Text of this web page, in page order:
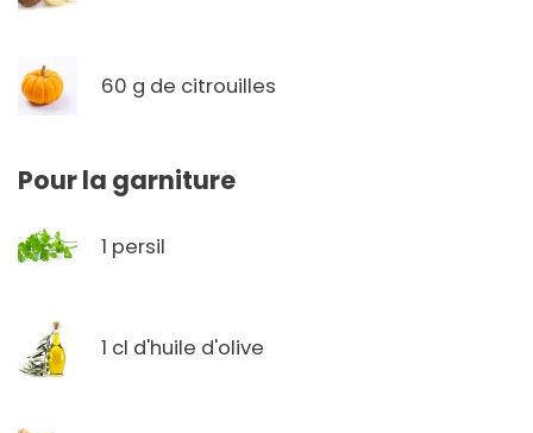
60 g de citrouilles
Pour la garniture
1 persil
1 cl d'huile d'olive